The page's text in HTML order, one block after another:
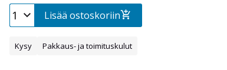
Lisää ostoskoriin
Kysy Pakkaus- ja toimituskulut